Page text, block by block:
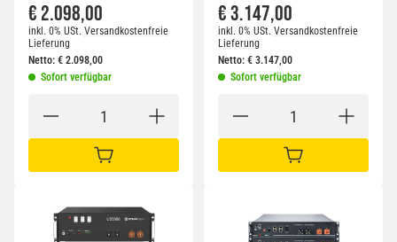
€ 2.098,00
inkl. 0% USt. Versandkostenfreie
Lieferung
Netto: € 2.098,00
Sofort verfügbar
IN DEN WARENKORB
€ 3.147,00
inkl. 0% USt. Versandkostenfreie
Lieferung
Netto: € 3.147,00
Sofort verfügbar
IN DEN WARENKORB